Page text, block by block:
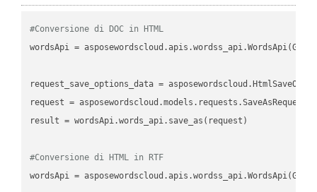
#Conversione di DOC in HTML
wordsApi =
request_save_options_data =
request
result = wordsApi.words_api.save_as(request)
#Conversione di HTML in RTF
wordsApi =